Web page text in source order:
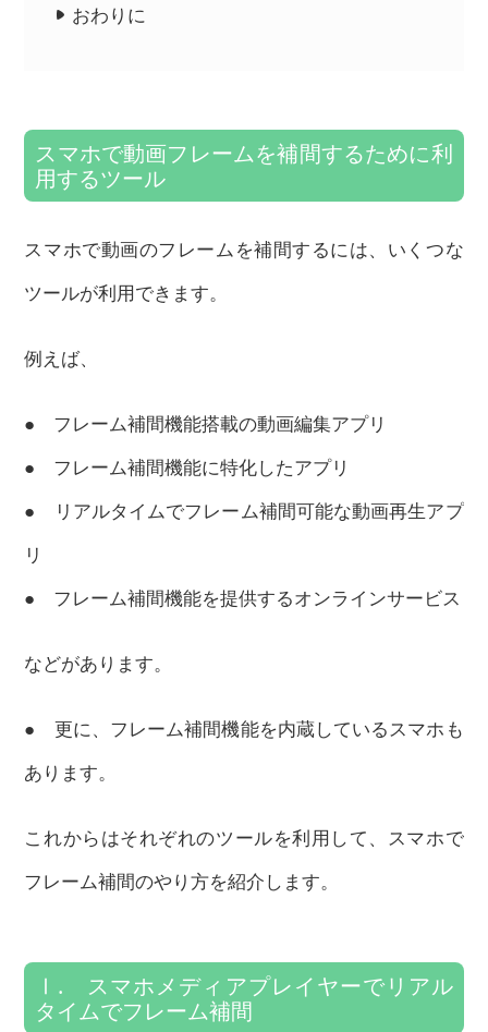
おわりに
スマホで動画フレームを補間するために利
用するツール
スマホで動画のフレームを補間するには、いくつな
ツールが利用できます。
例えば、
● フレーム補間機能搭載の動画編集アプリ
● フレーム補間機能に特化したアプリ
● リアルタイムでフレーム補間可能な動画再生アプ
リ
● フレーム補間機能を提供するオンラインサービス
などがあります。
● 更に、フレーム補間機能を内蔵しているスマホも
あります。
これからはそれぞれのツールを利用して、スマホで
フレーム補間のやり方を紹介します。
Ⅰ. スマホメディアプレイヤーでリアル
タイムでフレーム補間